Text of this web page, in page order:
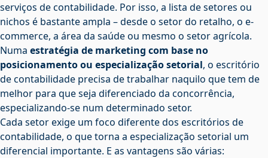
serviços de contabilidade. Por isso, a lista de setores ou
nichos é bastante ampla – desde o setor do retalho, o e-
commerce, a área da saúde ou mesmo o setor agrícola.
Numa estratégia de marketing com base no
posicionamento ou especialização setorial, o escritório
de contabilidade precisa de trabalhar naquilo que tem de
melhor para que seja diferenciado da concorrência,
especializando-se num determinado setor.
Cada setor exige um foco diferente dos escritórios de
contabilidade, o que torna a especialização setorial um
diferencial importante. E as vantagens são várias: